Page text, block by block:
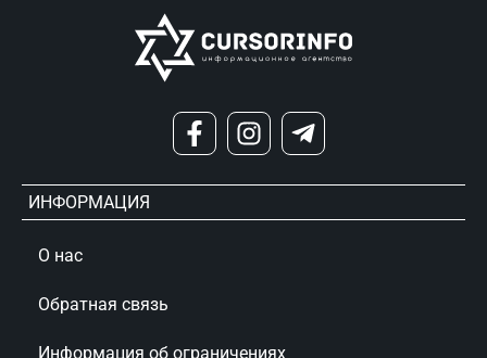
ИНФОРМАЦИЯ
О нас
Обратная связь
Информация об ограничениях